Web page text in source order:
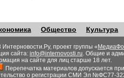
Общество Культура
проект группы «
сайта: info@internovosti.ru. Общие и
на сайте для лиц старше 18 лет.
Перепечатка материалов допускается
о регистрации СМИ Эл №ФС77-